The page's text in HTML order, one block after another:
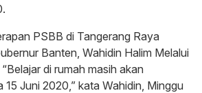
PSBB di Tangerang Raya
Banten, Wahidin Halim Melalui
di rumah masih akan
15 Juni 2020,” kata Wahidin, Minggu